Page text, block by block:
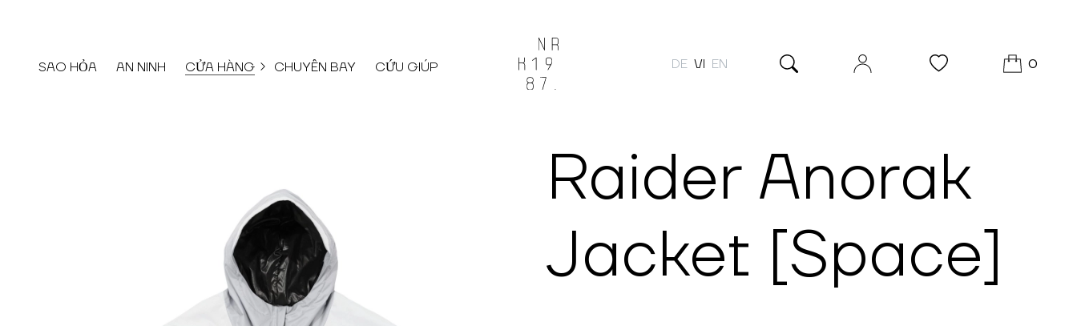
SAO HỎA AN NINH CỬA HÀNG CHUYẾN BAY CỨU GIÚP DE VI EN 0
Raider Anorak
Jacket [Space]